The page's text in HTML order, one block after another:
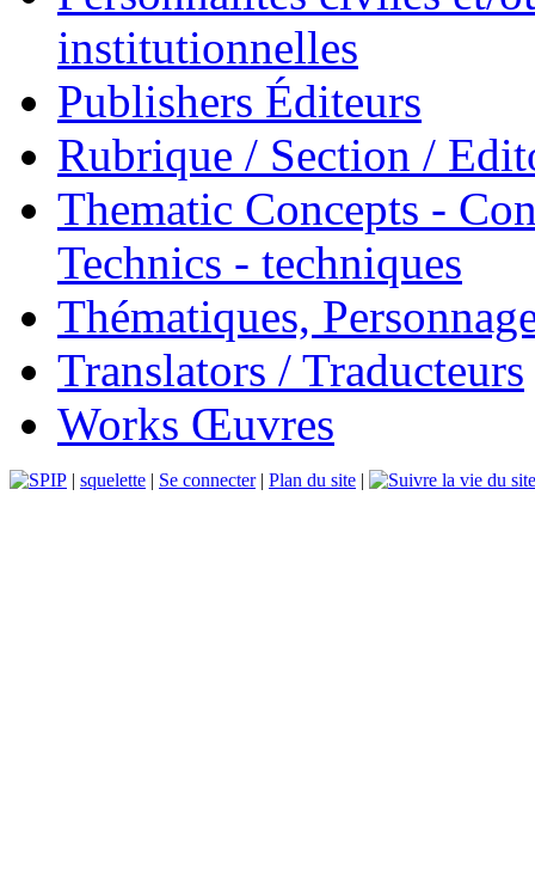
institutionnelles
Publishers Éditeurs
Rubrique / Section /
Thematic Concepts -
Technics - techniques
Thématiques,
Translators / Traducteurs
Works Œuvres
| squelette | Se connecter| Plan du site |